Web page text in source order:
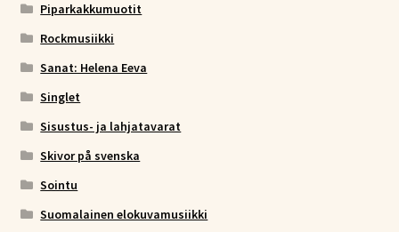
Piparkakkumuotit
Rockmusiikki
Sanat: Helena Eeva
Singlet
Sisustus- ja lahjatavarat
Skivor på svenska
Sointu
Suomalainen elokuvamusiikki